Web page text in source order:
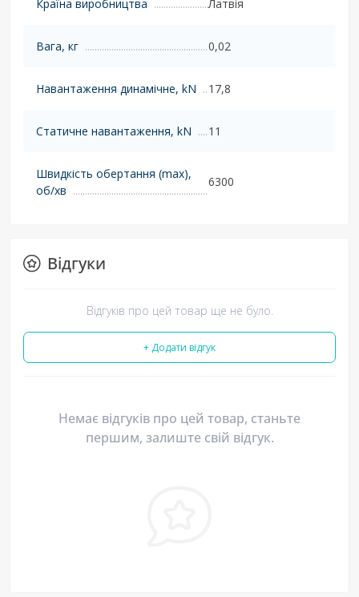
Країна виробництва Латвія
Вага, кг 0,02
Навантаження динамічне, kN 17,8
Статичне навантаження, kN 11
Швидкість обертання (max),
об/хв
6300
Відгуки
Відгуків про цей товар ще не було.
+ Додати відгук
Немає відгуків про цей товар, станьте
першим, залиште свій відгук.